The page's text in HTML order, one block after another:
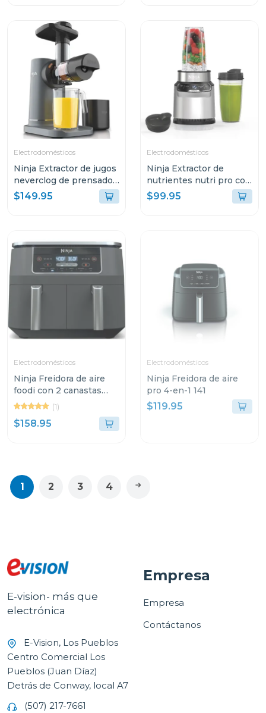
Electrodomésticos
Ninja Extractor de jugos
neverclog de prensado
en frío 151
$149.95
Electrodomésticos
Ninja Extractor de
nutrientes nutri pro con
2 programas auto-iq 401
$99.95
Electrodomésticos
Ninja Freidora de aire
foodi con 2 canastas
dual zone(1)
$158.95
Electrodomésticos
Ninja Freidora de aire
pro 4-en-1 141
$119.95
1 2 3 4
E-vision- más que
electrónica
E-Vision, Los Pueblos
Centro Comercial Los
Pueblos (Juan Díaz)
Detrás de Conway, local A7
(507) 217-7661
Empresa
Empresa
Contáctanos